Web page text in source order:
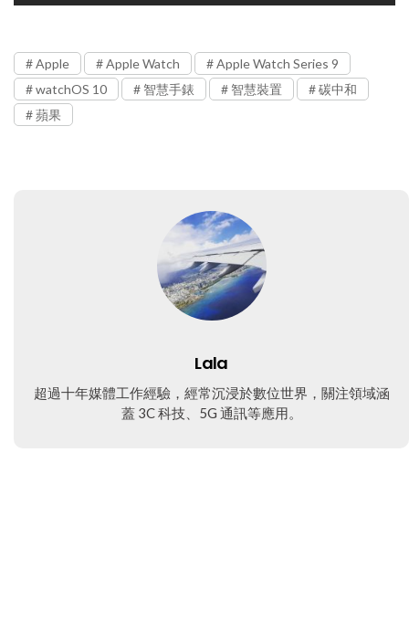
Apple Apple Watch
Apple Watch Series 9
watchOS 10
智慧手錶 智慧裝置
碳中和
蘋果
Lala
超過十年媒體工作經驗，經常沉浸於數位世界，關注領域涵
蓋 3C 科技、5G 通訊等應用。